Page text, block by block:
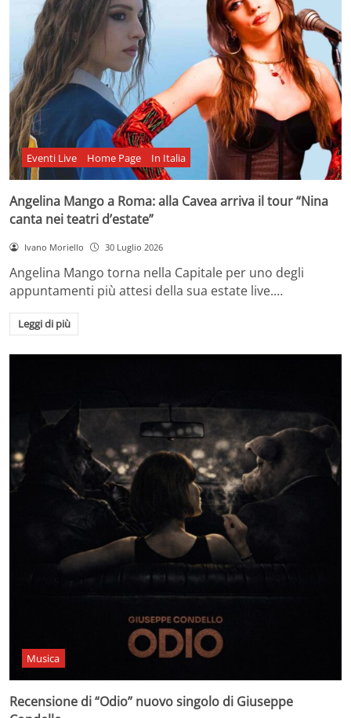
Eventi Live Home Page In Italia
Angelina Mango a Roma: alla Cavea arriva il tour “Nina
canta nei teatri d’estate”
Ivano Moriello 30 Luglio 2026
Angelina Mango torna nella Capitale per uno degli
appuntamenti più attesi della sua estate live.…
Leggi di più
Musica
Recensione di “Odio” nuovo singolo di Giuseppe